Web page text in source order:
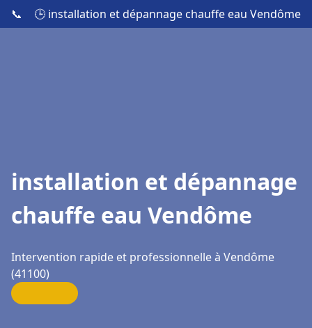
📞 🕒 installation et dépannage chauffe eau Vendôme
installation et dépannage
chauffe eau Vendôme
Intervention rapide et professionnelle à Vendôme
(41100)